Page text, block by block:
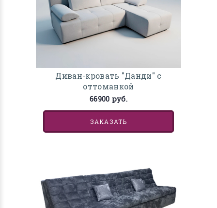
Диван-кровать "Данди" с
оттоманкой
66900 руб.
ЗАКАЗАТЬ